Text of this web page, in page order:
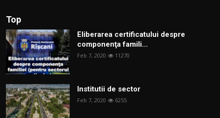
Top
Eliberarea certificatului despre
componenţa famili...
Feb 7, 2020 11270
Institutii de sector
Feb 7, 2020 6255